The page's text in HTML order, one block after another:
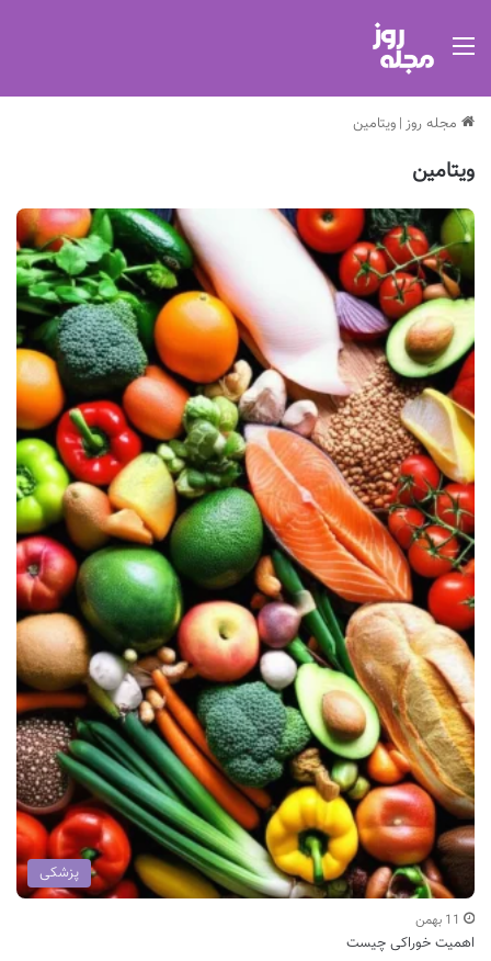
مجله روز | ویتامین
ویتامین
پزشکی
11 بهمن
اهمیت خوراکی چیست